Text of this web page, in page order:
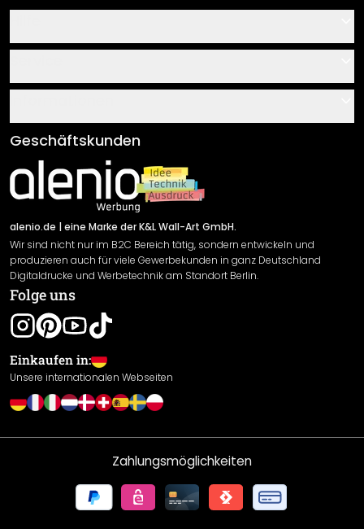
Über uns
Klebe- und Montageanleitungen
Newsletter An-/Abmeldung
Sendungsverfolgung
AGB
Impressum
Versand & Zahlung
Rücksendung
Widerrufsrecht
Datenschutzerklärung
Gewährleistung
Leistungserklärung / CE-Zeichen
Cookie Einstellungen
Geschäftskunden
alenio.de | eine Marke der K&L Wall-Art GmbH.
Wir sind nicht nur im B2C Bereich tätig, sondern entwickeln und
produzieren auch für viele Gewerbekunden in ganz Deutschland
Digitaldrucke und Werbetechnik am Standort Berlin.
Folge uns
Einkaufen in:
Unsere internationalen Webseiten
Zahlungsmöglichkeiten